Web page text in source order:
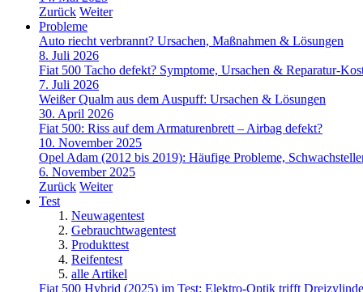
Zurück Weiter
Probleme
Auto riecht verbrannt? Ursachen, Maßnahmen & Lösungen
8. Juli 2026
Fiat 500 Tacho defekt? Symptome, Ursachen & Reparatur-
7. Juli 2026
Weißer Qualm aus dem Auspuff: Ursachen & Lösungen
30. April 2026
Fiat 500: Riss auf dem Armaturenbrett – Airbag defekt?
10. November 2025
Opel Adam (2012 bis 2019): Häufige Probleme,
6. November 2025
Zurück Weiter
Test
Neuwagentest
Gebrauchtwagentest
Produkttest
Reifentest
alle Artikel
Fiat 500 Hybrid (2025) im Test: Elektro-Optik trifft